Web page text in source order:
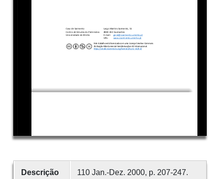
Descrição 110 Jan.-Dez. 2000, p. 207-247.